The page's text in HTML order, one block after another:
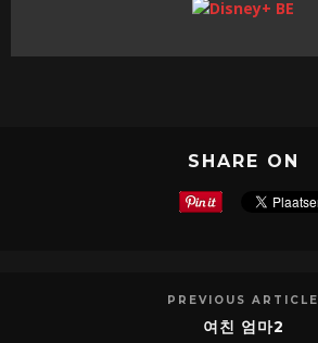
SHARE ON
PREVIOUS ARTICLE
여친 엄마2